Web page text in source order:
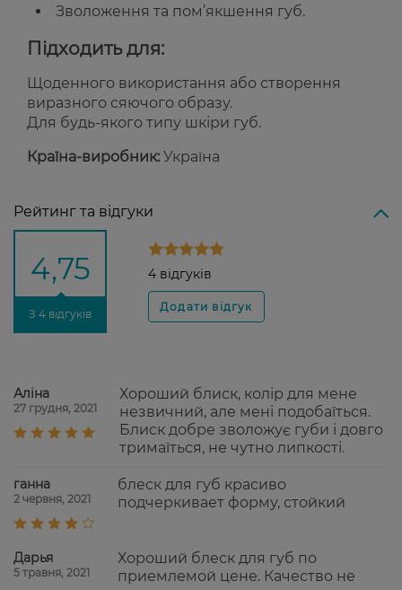
Зволоження та пом’якшення губ.
Підходить для:
Щоденного використання або створення
виразного сяючого образу.
Для будь-якого типу шкіри губ.
Країна-виробник: Україна
Рейтинг та відгуки
4,75
З 4 відгуків
4 відгуків
Аліна
27 грудня, 2021
Хороший блиск, колір для мене
незвичний, але мені подобаїться.
Блиск добре зволожує губи і довго
тримаїться, не чутно липкості.
ганна
2 червня, 2021
блеск для губ красиво
подчеркивает форму, стойкий
Дарья
5 травня, 2021
Хороший блеск для губ по
приемлемой цене. Качество не